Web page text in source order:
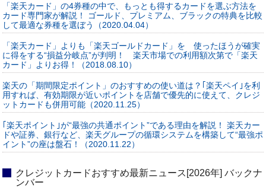
「楽天カード」の4券種の中で、もっとも得するカードを選ぶ方法を
カード専門家が解説！ ゴールド、プレミアム、ブラックの特典を比較
して最適な券種を選ぼう（2020.04.04）
「楽天カード」よりも「楽天ゴールドカード」を 使ったほうが確実
に得をする“損益分岐点”が判明！ 楽天市場での利用額次第で「楽天
カード」よりお得！（2018.08.10）
楽天の「期間限定ポイント」のおすすめの使い道は？｢楽天ペイ｣を利
用すれば、有効期限が近いポイントを店舗で優先的に使えて、クレジ
ットカードも併用可能（2020.11.25）
｢楽天ポイント｣が“最強の共通ポイント”である理由を解説！ 楽天カー
ドや証券、銀行など、楽天グループの循環システムを構築して“最強ポ
イント”の座は盤石！（2020.11.22）
クレジットカードおすすめ最新ニュース[2026年] バックナ
ンバー